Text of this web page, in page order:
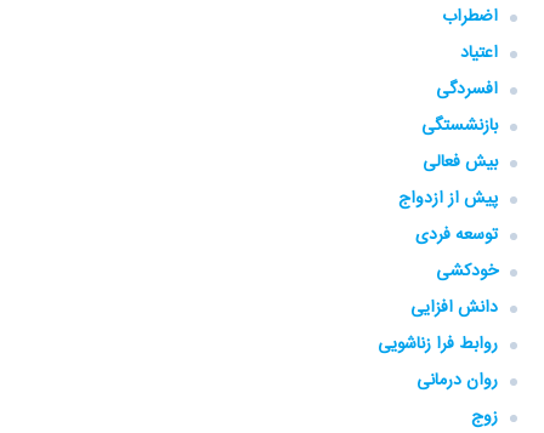
اضطراب
اعتیاد
افسردگی
بازنشستگی
بیش فعالی
پیش از ازدواج
توسعه فردی
خودکشی
دانش افزایی
روابط فرا زناشویی
روان درمانی
زوج